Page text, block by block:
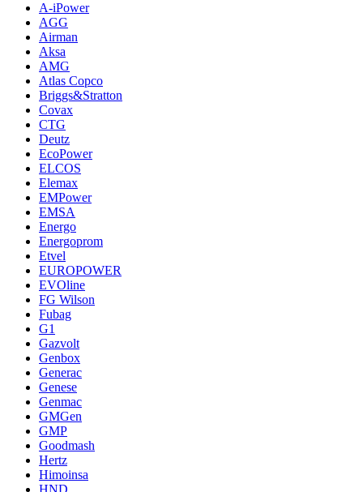
A-iPower
AGG
Airman
Aksa
AMG
Atlas Copco
Briggs&Stratton
Covax
CTG
Deutz
EcoPower
ELCOS
Elemax
EMPower
EMSA
Energo
Energoprom
Etvel
EUROPOWER
EVOline
FG Wilson
Fubag
G1
Gazvolt
Genbox
Generac
Genese
Genmac
GMGen
GMP
Goodmash
Hertz
Himoinsa
HND